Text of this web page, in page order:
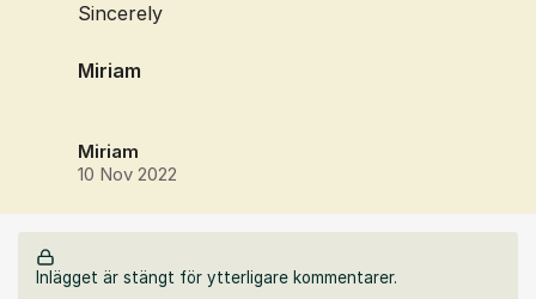
Sincerely
Miriam
Miriam
10 Nov 2022
Inlägget är stängt för ytterligare kommentarer.